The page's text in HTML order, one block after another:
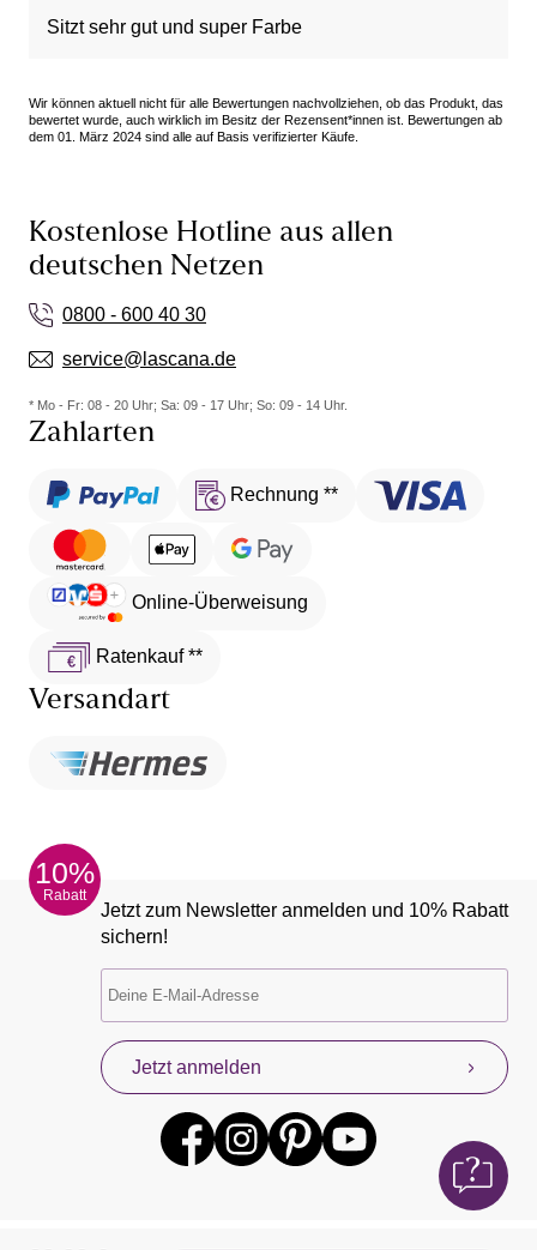
Sitzt sehr gut und super Farbe
Wir können aktuell nicht für alle Bewertungen nachvollziehen, ob das Produkt, das
bewertet wurde, auch wirklich im Besitz der Rezensent*innen ist. Bewertungen ab
dem 01. März 2024 sind alle auf Basis verifizierter Käufe.
Kostenlose Hotline aus allen
deutschen Netzen
0800 - 600 40 30
service@lascana.de
* Mo - Fr: 08 - 20 Uhr; Sa: 09 - 17 Uhr; So: 09 - 14 Uhr.
Zahlarten
Rechnung **
Online-Überweisung
Ratenkauf **
Versandart
10%
Rabatt
Jetzt zum Newsletter anmelden und 10% Rabatt
sichern!
Jetzt anmelden